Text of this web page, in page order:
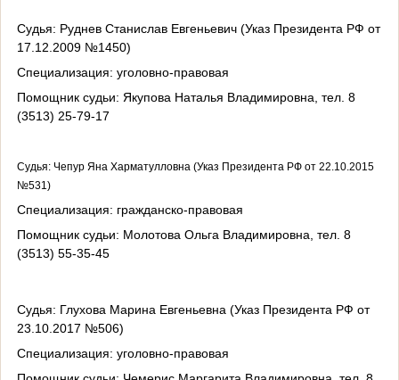
Судья: Руднев Станислав Евгеньевич (Указ Президента РФ от
17.12.2009 №1450)
Специализация: уголовно-правовая
Помощник судьи: Якупова Наталья Владимировна, тел. 8
(3513) 25-79-17
Судья: Чепур Яна Харматулловна (Указ Президента РФ от 22.10.2015
№531)
Специализация: гражданско-правовая
Помощник судьи: Молотова Ольга Владимировна, тел. 8
(3513) 55-35-45
Судья: Глухова Марина Евгеньевна (Указ Президента РФ от
23.10.2017 №506)
Специализация: уголовно-правовая